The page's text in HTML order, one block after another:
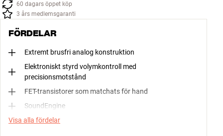
60 dagars öppet köp
3 års medlemsgaranti
FÖRDELAR
Extremt brusfri analog konstruktion
Elektroniskt styrd volymkontroll med
precisionsmotstånd
FET-transistorer som matchats för hand
SoundEngine
Visa alla fördelar